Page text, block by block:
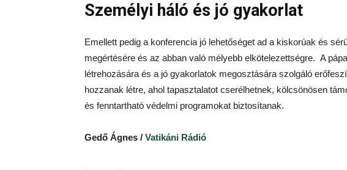
Személyi háló és jó gyakorlat
Emellett pedig a konferencia jó lehetőséget ad a kiskorúak és
megértésére és az abban való mélyebb elkötelezettségre. A
létrehozására és a jó gyakorlatok megosztására szolgáló
hozzanak létre, ahol tapasztalatot cserélhetnek, kölcsönösen
és fenntartható védelmi programokat biztosítanak.
Gedő Ágnes / Vatikáni Rádió